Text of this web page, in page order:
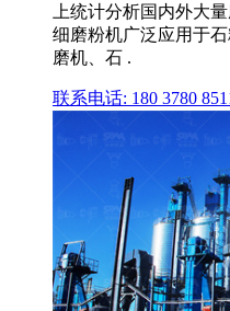
上统计分析国内外大
细磨粉机广泛应用于
磨机、石 .
联系电话: 180 3780